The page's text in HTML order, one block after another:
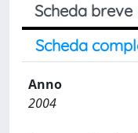
Scheda breve
Scheda
Anno
2004